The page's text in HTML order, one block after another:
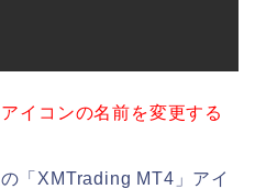
イコンの名前を変更する
「XMTrading MT4」アイ